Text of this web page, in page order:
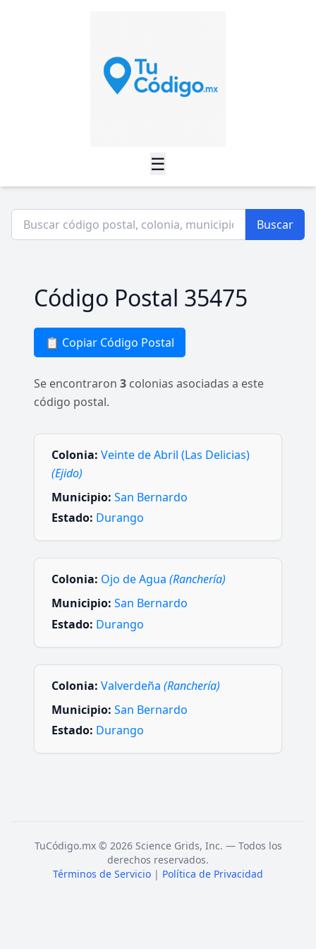
☰
Buscar
Código Postal 35475
📋 Copiar Código Postal
Se encontraron 3 colonias asociadas a este
código postal.
Colonia: Veinte de Abril (Las Delicias)
(Ejido)
Municipio: San Bernardo
Estado: Durango
Colonia: Ojo de Agua (Ranchería)
Municipio: San Bernardo
Estado: Durango
Colonia: Valverdeña (Ranchería)
Municipio: San Bernardo
Estado: Durango
TuCódigo.mx © 2026 Science Grids, Inc. — Todos los
derechos reservados.
Términos de Servicio | Política de Privacidad